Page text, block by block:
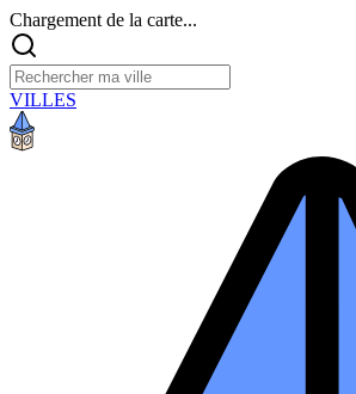
Chargement de la carte...
VILLES